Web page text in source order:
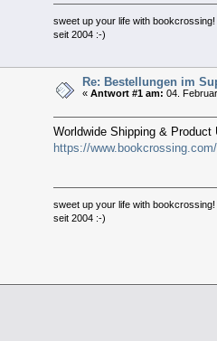
sweet up your life with bookcrossing!
seit 2004 :-)
Re: Bestellungen im
«Antwort #1 am: 04.
Worldwide Shipping & Product
https://
sweet up your life with bookcrossing!
seit 2004 :-)